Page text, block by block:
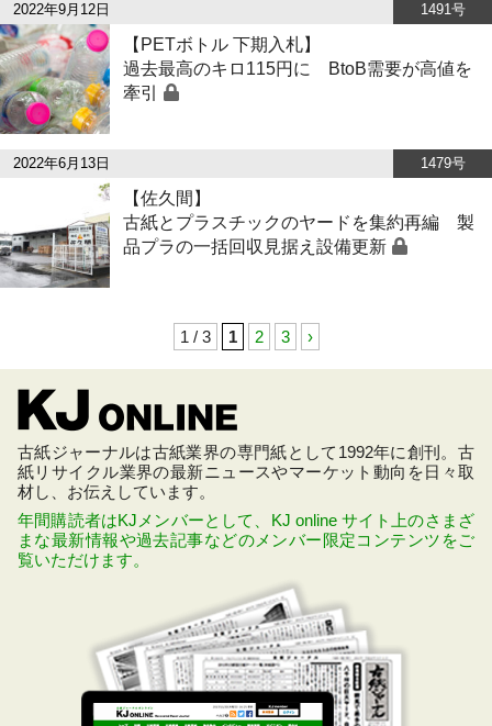
2022年9月12日 1491号
【PETボトル 下期入札】
過去最高のキロ115円に BtoB需要が高値を
牽引
2022年6月13日 1479号
【佐久間】
古紙とプラスチックのヤードを集約再編 製
品プラの一括回収見据え設備更新
1 / 3 1 2 3 ›
古紙ジャーナルは古紙業界の専門紙として1992年に創刊。古
紙リサイクル業界の最新ニュースやマーケット動向を日々取
材し、お伝えしています。
年間購読者はKJメンバーとして、KJ online サイト上のさまざ
まな最新情報や過去記事などのメンバー限定コンテンツをご
覧いただけます。